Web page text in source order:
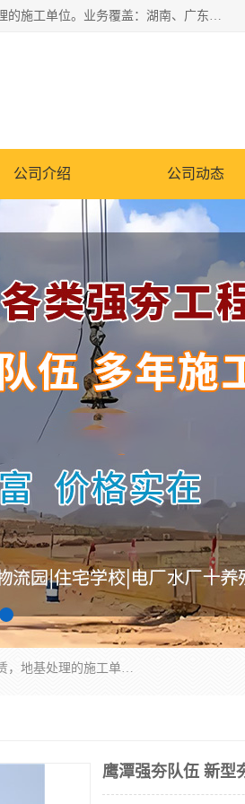
湖南业峻强夯基础工程有限公司是一家专业从事湖南强夯基础工程、强夯机租赁，地基处理的施工单位。业务覆盖：湖南、广东，江西等地。可承接1000KN.m-25000KN.m强夯（置换）工程。公司创始人是国内较早期从事强夯施工的建设者，经过多年的一步一个脚印的发展，在行业内具有较高的度和良好的口碑。
公司介绍 公司动态
湖南业峻强夯基础工程有限公司是一家专业从事湖南强夯基础工程、强夯机租赁，地基处理的施工单位。业务覆盖：湖南、广东，江西等地。可承接1000KN.m-25000KN.m强夯（置换）工程。公司创始人是国内较早期从事强夯施工的建设者，经过多年的一步一个脚印的发展，在行业内具有较高的度和良好的口碑。
鹰潭强夯队伍 新型